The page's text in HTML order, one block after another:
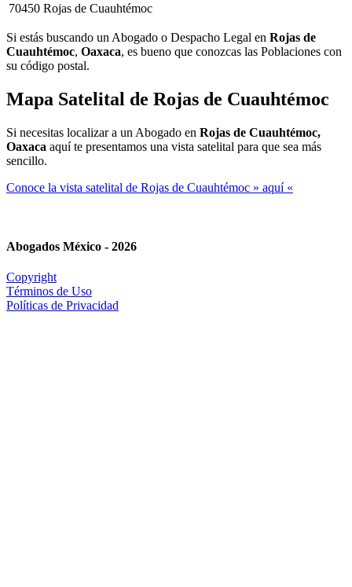
70450 Rojas de Cuauhtémoc
Si estás buscando un Abogado o Despacho Legal en Rojas de
Cuauhtémoc, Oaxaca, es bueno que conozcas las Poblaciones con
su código postal.
Mapa Satelital de Rojas de Cuauhtémoc
Si necesitas localizar a un Abogado en Rojas de Cuauhtémoc,
Oaxaca aquí te presentamos una vista satelital para que sea más
sencillo.
Conoce la vista satelital de Rojas de Cuauhtémoc » aquí «
Abogados México - 2026
Copyright
Términos de Uso
Políticas de Privacidad